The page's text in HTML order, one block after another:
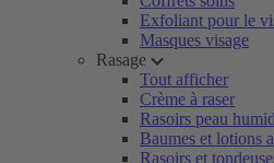
Exfoliant pour le
Masques visage
Rasage
Tout afficher
Crème à raser
Rasoirs peau
Baumes et lotions
Rasoirs et